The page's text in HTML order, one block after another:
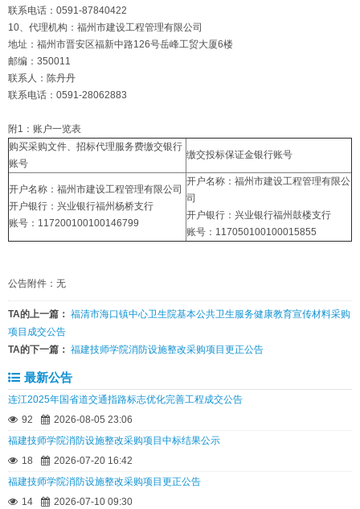
联系电话：0591-87840422
10、代理机构：福州市建设工程管理有限公司
地址：福州市晋安区福新中路126号岳峰工贸大厦6楼
邮编：350011
联系人：陈丹丹
联系电话：0591-28062883
附1：账户一览表
购买采购文件、招标代理服务费缴交银行
账号
缴交投标保证金银行账号
开户名称：福州市建设工程管理有限公司
开户银行：兴业银行福州杨桥支行
账号：117200100100146799
开户名称：福州市建设工程管理有限公
司
开户银行：兴业银行福州鼓楼支行
账号：117050100100015855
公告附件：无
TA的上一篇： 福清市海口镇中心卫生院基本公共卫生服务健康教育宣传材料采购
项目成交公告
TA的下一篇： 福建技师学院消防设施整改采购项目更正公告
最新公告
连江2025年国省道交通指路标志优化完善工程成交公告
92
2026-08-05 23:06
福建技师学院消防设施整改采购项目中标结果公示
18
2026-07-20 16:42
福建技师学院消防设施整改采购项目更正公告
14
2026-07-10 09:30